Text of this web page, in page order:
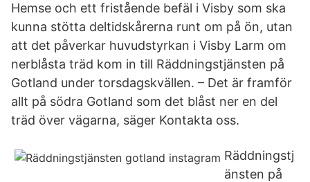
Hemse och ett fristående befäl i Visby som ska
kunna stötta deltidskårerna runt om på ön, utan
att det påverkar huvudstyrkan i Visby Larm om
nerblåsta träd kom in till Räddningstjänsten på
Gotland under torsdagskvällen. – Det är framför
allt på södra Gotland som det blåst ner en del
träd över vägarna, säger Kontakta oss.
Räddningstj
änsten på